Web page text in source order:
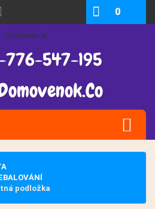
0
547-195
podložka